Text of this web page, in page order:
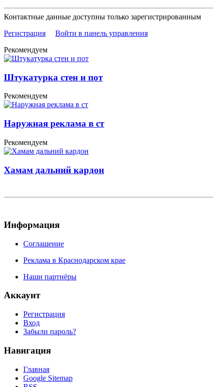
Контактные данные доступны только зарегистрированным
Регистрация
Войти в панель управления
Рекомендуем
Штукатурка стен и пот
Рекомендуем
Наружная реклама в ст
Рекомендуем
Хамам дальний кардон
Информация
Соглашение
Реклама в Краснодарском крае
Наши партнёры
Аккаунт
Регистрация
Вход
Забыли пароль?
Навигация
Главная
Google Sitemap